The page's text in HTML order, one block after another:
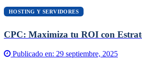
HOSTING Y SERVIDORES
CPC: Maximiza tu ROI con
Publicado en: 29 septiembre, 2025